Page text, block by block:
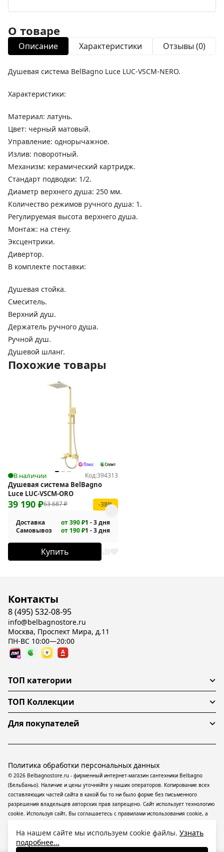
О товаре
Описание Характеристики Отзывы (0)
Душевая система BelBagno Luce LUC-VSCM-NERO.
Характеристики:
Материал: латунь.
Цвет: черный матовый.
Управление: однорычажное.
Излив: поворотный.
Механизм: керамический картридж.
Стандарт подводки: 1/2.
Диаметр верхнего душа: 250 мм.
Количество режимов ручного душа: 1.
Регулируемая высота верхнего душа.
Монтаж: на стену.
Эксцентрики.
Дивертор.
В комплекте поставки:
Душевая стойка.
Смеситель.
Верхний душ.
Держатель ручного душа.
Ручной душ.
Душевой шланг.
Похожие товары
В наличии Код:394313
Душевая система BelBagno
Luce LUC-VSCM-ORO
63 687₽
39 190 ₽ -38%
Доставка от 390 ₽1 - 3 дня
Самовывоз
от 190 ₽1 - 3 дня
Купить
Контакты
8 (495) 532-08-95
info@belbagnostore.ru
Москва, Проспект Мира, д.11
ПН-ВС 10:00—20:00
ТОП категории
ТОП Коллекции
Для покупателей
© 2026 Belbagnostore.ru - фирменный интернет-магазин сантехники Belbagno
(Бельбаньо). Наличие и цены уточняйте у наших операторов. Копирование всех
составляющих частей сайта в какой бы то ни было форме без письменного
разрешения владельцев авторских прав запрещено. Сайт использует технологию
cookie. Используя сайт, Вы соглашаетесь с правилами использования cookie, а
ресурсе применяютсярекомендательные технологии(информационные
технологии предоставления информации на основе сбора, систематизации и
Политика обработки персональных данных
На нашем сайте мы используем cookie файлы. Узнать
подробнее...